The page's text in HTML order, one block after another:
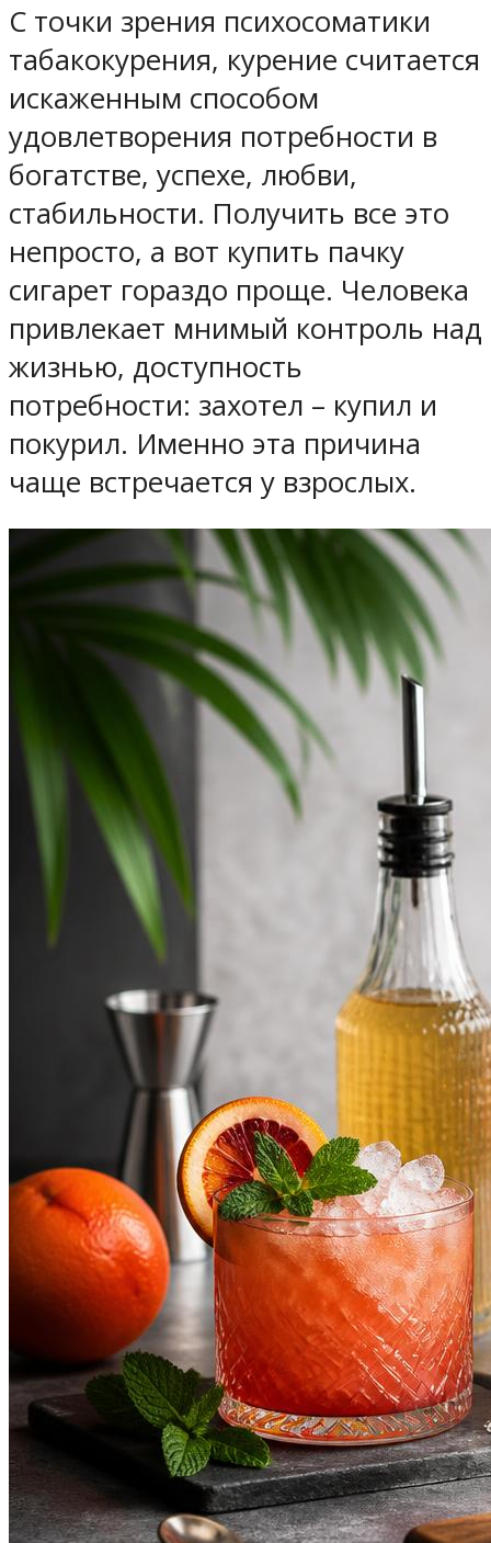
С точки зрения психосоматики
табакокурения, курение считается
искаженным способом
удовлетворения потребности в
богатстве, успехе, любви,
стабильности. Получить все это
непросто, а вот купить пачку
сигарет гораздо проще. Человека
привлекает мнимый контроль над
жизнью, доступность
потребности: захотел – купил и
покурил. Именно эта причина
чаще встречается у взрослых.